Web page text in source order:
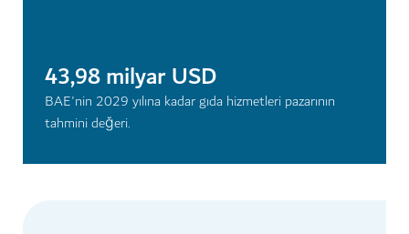
43,98 milyar USD
BAE'nin 2029 yılına kadar gıda hizmetleri pazarının
tahmini değeri.